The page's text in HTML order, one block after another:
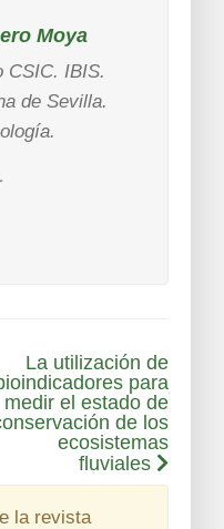
Moya
CSIC. IBIS.
de Sevilla.
La utilización de
para
medir el estado de
de los
ecosistemas
fluviales
la revista